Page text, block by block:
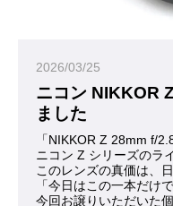
2026/03/25
ニコン NIKKOR
ました
「NIKKOR Z 28mm f/
ニコン Z シリーズのラ
このレンズの真価は、
「今日はこの一本だ
今回お譲りいただいた